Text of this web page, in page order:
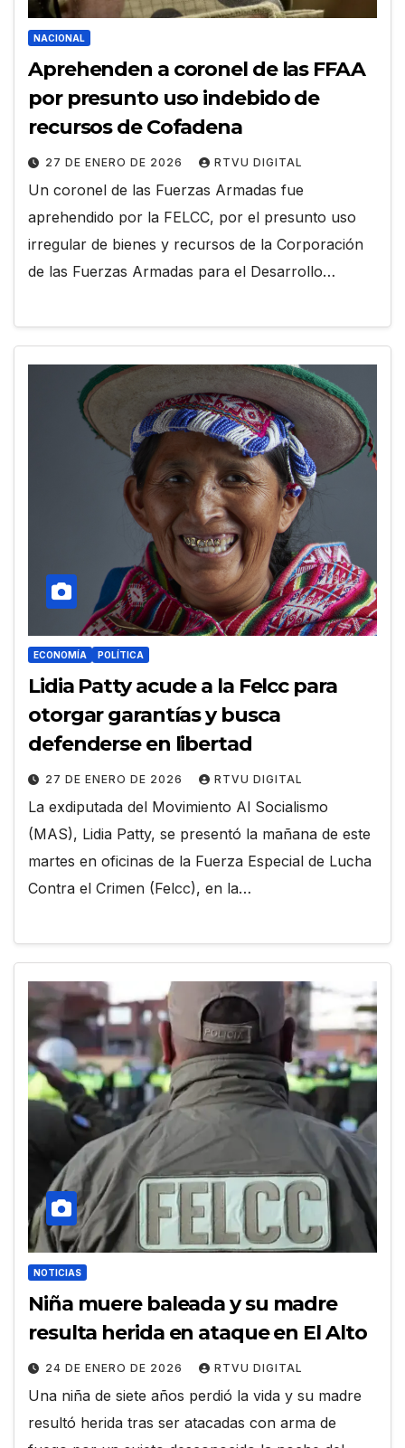
NACIONAL
Aprehenden a coronel de las FFAA
por presunto uso indebido de
recursos de Cofadena
27 DE ENERO DE 2026 RTVU DIGITAL
Un coronel de las Fuerzas Armadas fue
aprehendido por la FELCC, por el presunto uso
irregular de bienes y recursos de la Corporación
de las Fuerzas Armadas para el Desarrollo…
ECONOMÍA POLÍTICA
Lidia Patty acude a la Felcc para
otorgar garantías y busca
defenderse en libertad
27 DE ENERO DE 2026 RTVU DIGITAL
La exdiputada del Movimiento Al Socialismo
(MAS), Lidia Patty, se presentó la mañana de este
martes en oficinas de la Fuerza Especial de Lucha
Contra el Crimen (Felcc), en la…
NOTICIAS
Niña muere baleada y su madre
resulta herida en ataque en El Alto
24 DE ENERO DE 2026 RTVU DIGITAL
Una niña de siete años perdió la vida y su madre
resultó herida tras ser atacadas con arma de